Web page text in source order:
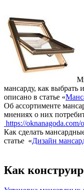
мансарду, как выбрать
описано в статье «
Об ассортименте
мнениях о них
https://oknanagoda.com/
Как сделать
статье «Дизайн
Как